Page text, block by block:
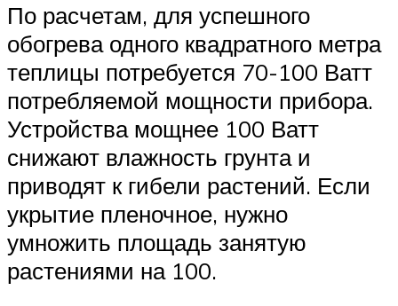
По расчетам, для успешного
обогрева одного квадратного метра
теплицы потребуется 70-100 Ватт
потребляемой мощности прибора.
Устройства мощнее 100 Ватт
снижают влажность грунта и
приводят к гибели растений. Если
укрытие пленочное, нужно
умножить площадь занятую
растениями на 100.